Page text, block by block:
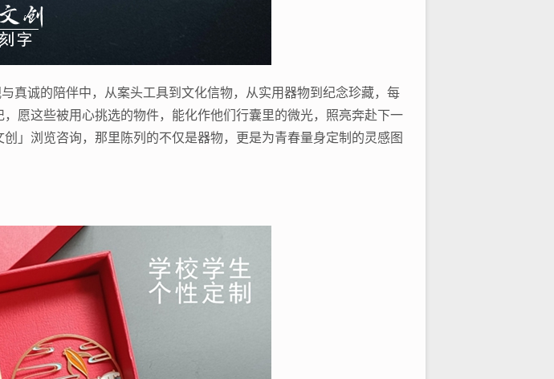
真诚的陪伴中，从案头工具到文化信物，从实用器物到纪念珍藏，每
愿这些被用心挑选的物件，能化作他们行囊里的微光，照亮奔赴下一
」浏览咨询，那里陈列的不仅是器物，更是为青春量身定制的灵感图